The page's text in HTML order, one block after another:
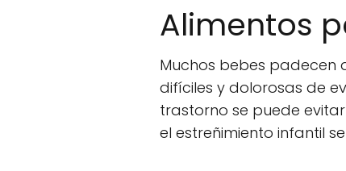
Alimentos
Muchos bebes padecen
difíciles y dolorosas de
trastorno se puede
el estreñimiento infantil